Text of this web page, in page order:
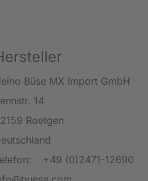
Büse MX Import GmbH
14
Roetgen
+49 (0)2471-12690